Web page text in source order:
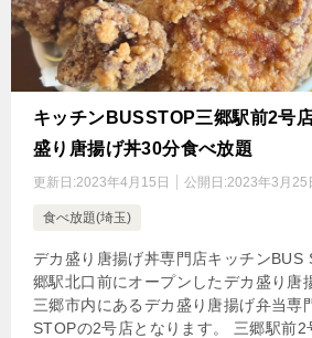
キッチンBUSSTOP三郷駅前2号
盛り唐揚げ丼30分食べ放題
更新日:2023年4月15日 公開日:2023年3月25
食べ放題(埼玉)
デカ盛り唐揚げ丼専門店キッチンBUS
郷駅北口前にオープンしたデカ盛り唐
三郷市内にあるデカ盛り唐揚げ弁当専
STOPの2号店となります。 三郷駅前